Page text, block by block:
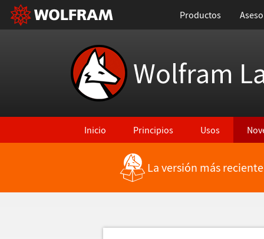
Productos
Wolfram
Inicio Principios Usos
La versión más